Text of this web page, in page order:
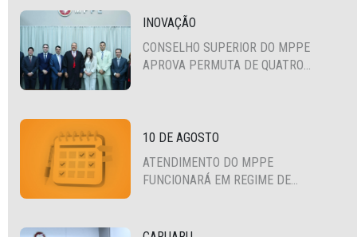
INOVAÇÃO
CONSELHO SUPERIOR DO MPPE
APROVA PERMUTA DE QUATRO
10 DE AGOSTO
ATENDIMENTO DO MPPE
FUNCIONARÁ EM REGIME DE